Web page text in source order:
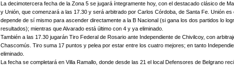
La decimotercera fecha de la Zona 5 se jugará íntegramente hoy, con el destacado clásico de
y Unión, que comenzará a las 17.30 y será arbitrado por Carlos Córdoba, de Santa Fe. Unión
depende de sí mismo para ascender directamente a la B Nacional (si gana los dos partidos lo
resultados); mientras que Alvarado está último con 4 y ya eliminado.
También a las 17.30 jugarán Tiro Federal de Rosario ante Independiente de Chivilcoy, con
Chascomús. Tiro suma 17 puntos y pelea por estar entre los cuatro mejores; en tanto
eliminado.
La fecha se completará en Villa Ramallo, donde desde las 21 el local Defensores de Belgrano